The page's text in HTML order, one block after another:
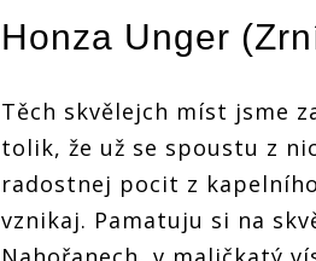
Honza Unger (
Těch skvělejch míst jsme
tolik, že už se spoustu z
radostnej pocit z
vznikaj. Pamatuju si na